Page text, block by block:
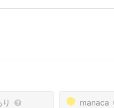
manaca